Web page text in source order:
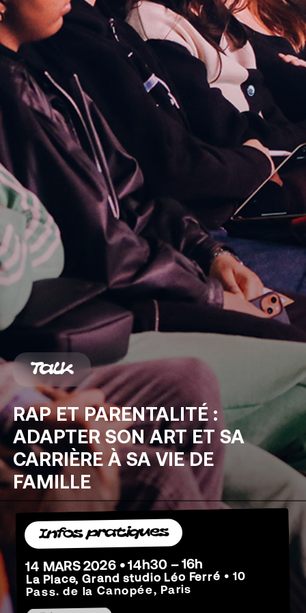
Talk
RAP ET PARENTALITÉ :
ADAPTER SON ART ET SA
CARRIÈRE À SA VIE DE
FAMILLE
Infos pratiques
14 MARS 2026 • 14h30 – 16h
La Place, Grand studio Léo Ferré • 10
Pass. de la Canopée, Paris